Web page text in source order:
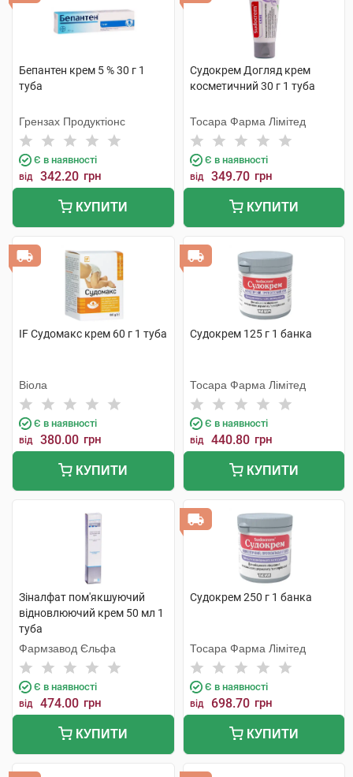
Бепантен крем 5 % 30 г 1
туба
Грензах Продуктіонс
Є в наявності
від 342.20 грн
КУПИТИ
Судокрем Догляд крем
косметичний 30 г 1 туба
Тосара Фарма Лімітед
Є в наявності
від 349.70 грн
КУПИТИ
IF Судомакс крем 60 г 1 туба
Віола
Є в наявності
від 380.00 грн
КУПИТИ
Судокрем 125 г 1 банка
Тосара Фарма Лімітед
Є в наявності
від 440.80 грн
КУПИТИ
Зіналфат пом'якшуючий
відновлюючий крем 50 мл 1
туба
Фармзавод Єльфа
Є в наявності
від 474.00 грн
КУПИТИ
Судокрем 250 г 1 банка
Тосара Фарма Лімітед
Є в наявності
від 698.70 грн
КУПИТИ